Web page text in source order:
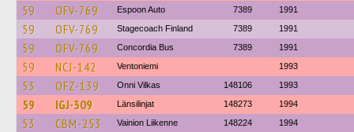
59 OFV-769 Espoon Auto 7389 1991
59 OFV-769 Stagecoach Finland 7389 1991
59 OFV-769 Concordia Bus 7389 1991
59 NCJ-142 Ventoniemi 1993
53 OFZ-139 Onni Vilkas 148106 1993
59 IGJ-309 Länsilinjat 148273 1994
53 CBM-253 Vainion Liikenne 148224 1994